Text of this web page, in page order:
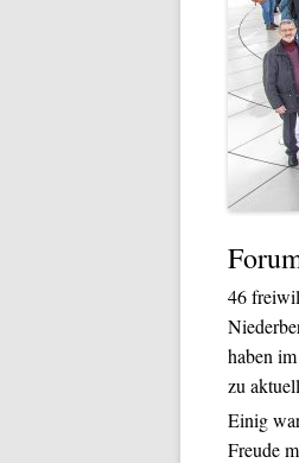
46
haben
zu
Einig
Freude